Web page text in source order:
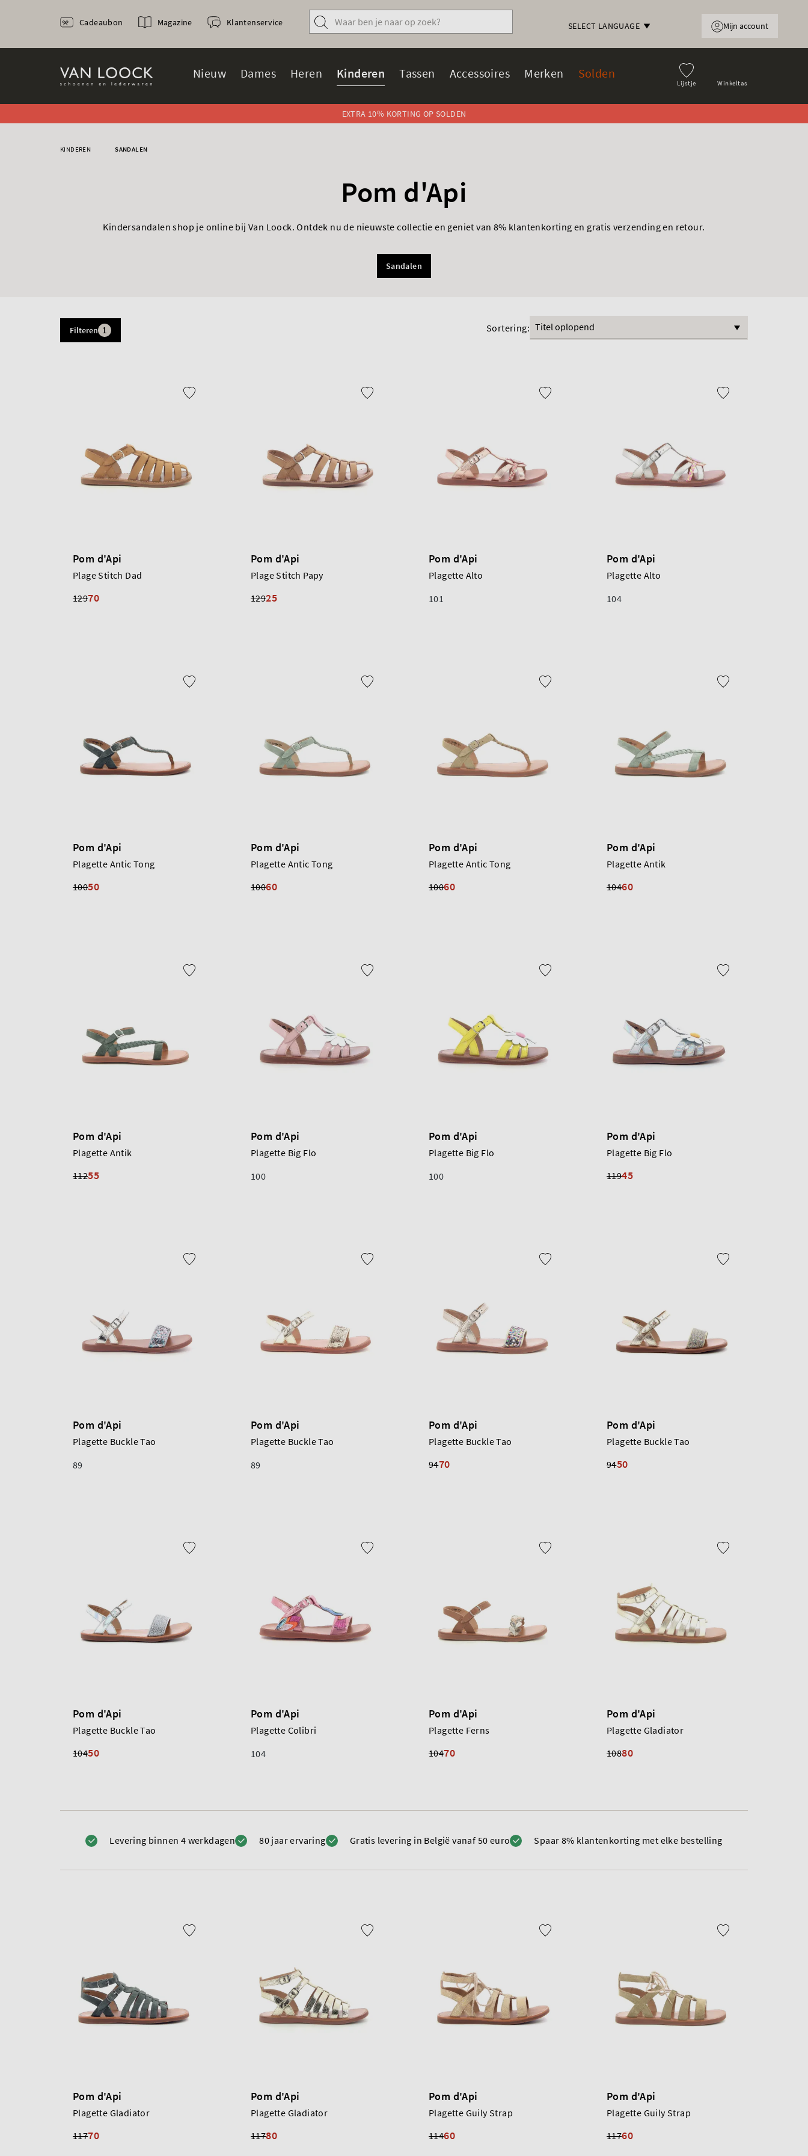
SELECT LANGUAGE
Lijstje Winkeltas
Nieuw Dames Heren Kinderen Tassen Accessoires Merken Solden
Cadeaubon Magazine Klantenservice Mijn account
EXTRA 10% KORTING OP SOLDEN
KINDEREN SANDALEN
Pom d'Api
Kindersandalen shop je online bij Van Loock. Ontdek nu de nieuwste collectie en geniet van 8% klantenkorting en gratis verzending en retour.
Sandalen
Filteren 1 Sortering:
Pom d'Api
Plage Stitch Dad
12970
Pom d'Api
Plage Stitch Papy
12925
Pom d'Api
Plagette Alto
101
Pom d'Api
Plagette Alto
104
Pom d'Api
Plagette Antic Tong
10050
Pom d'Api
Plagette Antic Tong
10060
Pom d'Api
Plagette Antic Tong
10060
Pom d'Api
Plagette Antik
10460
Pom d'Api
Plagette Antik
11255
Pom d'Api
Plagette Big Flo
100
Pom d'Api
Plagette Big Flo
100
Pom d'Api
Plagette Big Flo
11945
Pom d'Api
Plagette Buckle Tao
89
Pom d'Api
Plagette Buckle Tao
89
Pom d'Api
Plagette Buckle Tao
9470
Pom d'Api
Plagette Buckle Tao
9450
Pom d'Api
Plagette Buckle Tao
10450
Pom d'Api
Plagette Colibri
104
Pom d'Api
Plagette Ferns
10470
Pom d'Api
Plagette Gladiator
10880
Pom d'Api
Plagette Gladiator
11770
Pom d'Api
Plagette Gladiator
11780
Pom d'Api
Plagette Guily Strap
11460
Pom d'Api
Plagette Guily Strap
11760
Levering binnen 4 werkdagen 80 jaar ervaring Gratis levering in België vanaf 50 euro Spaar 8% klantenkorting met elke bestelling